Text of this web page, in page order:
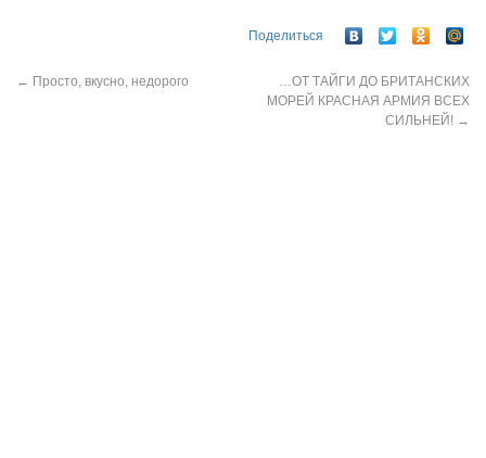
Поделиться
← Просто, вкусно, недорого
…ОТ ТАЙГИ ДО БРИТАНСКИХ
МОРЕЙ КРАСНАЯ АРМИЯ ВСЕХ
СИЛЬНЕЙ! →